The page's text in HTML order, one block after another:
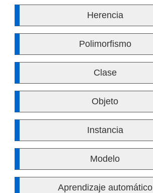
Herencia
Polimorfismo
Clase
Objeto
Instancia
Modelo
Aprendizaje automático